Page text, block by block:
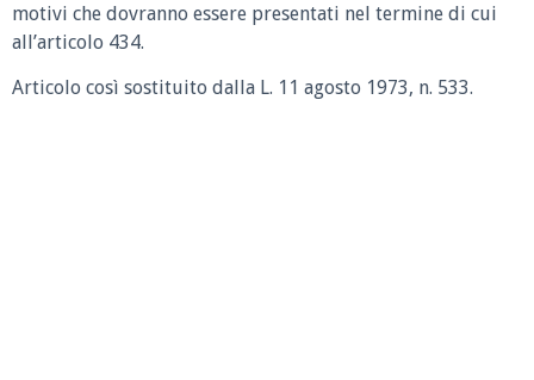
motivi che dovranno essere presentati nel termine di cui
all’articolo 434.
Articolo così sostituito dalla L. 11 agosto 1973, n. 533.